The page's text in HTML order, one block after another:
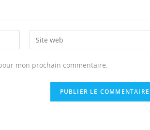
mon prochain commentaire.